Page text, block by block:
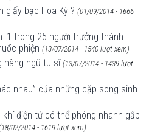
giấy bạc Hoa Kỳ ? (01/09/2014 - 1666
1 trong 25 người trưởng thành
phiện (13/07/2014 - 1540 lượt xem)
hàng ngũ tu sĩ (13/07/2014 - 1439 lượt
nhau” của những cặp song sinh
điện tử có thể phóng nhanh gấp
02/2014 - 1619 lượt xem)